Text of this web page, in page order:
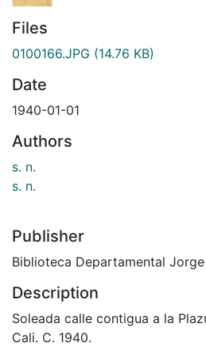
Files
0100166.JPG (14.76 KB)
Date
1940-01-01
Authors
s. n.
s. n.
Publisher
Biblioteca Departamental
Description
Soleada calle contigua a la
Cali. C. 1940.